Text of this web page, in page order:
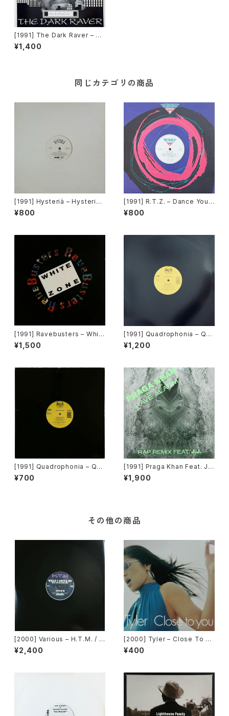
[1991] The Dark Raver – On
e Fucked Up… [Dance Inte
rnational Records]
¥1,400
同じカテゴリの商品
[1991] Hysterià – Hysteria
(There's No Reason To Be
Disturbed) [T.A.O.B. Danc
¥800
[1991] R.T.Z. – Dance Your
Ass Off [Decadance Recor
ds]
¥800
[1991] Ravebusters – Whit
e Zone [Dance Opera]
¥1,500
[1991] Quadrophonia – Qua
drophonia [ARS]
¥1,200
[1991] Quadrophonia – Qua
drophonia [ARS][在庫B]
¥700
[1991] Praga Khan Feat. J.
J. – Kick Back For The Rav
e Alarm [在庫B]
¥1,900
その他の商品
[2000] Various – H.T.M. / B
ack To "Disco" Request 0
0.00.13 [Avex Trax]
¥2,400
[2000] Tyler – Close To Yo
u [Belo Records]
¥400